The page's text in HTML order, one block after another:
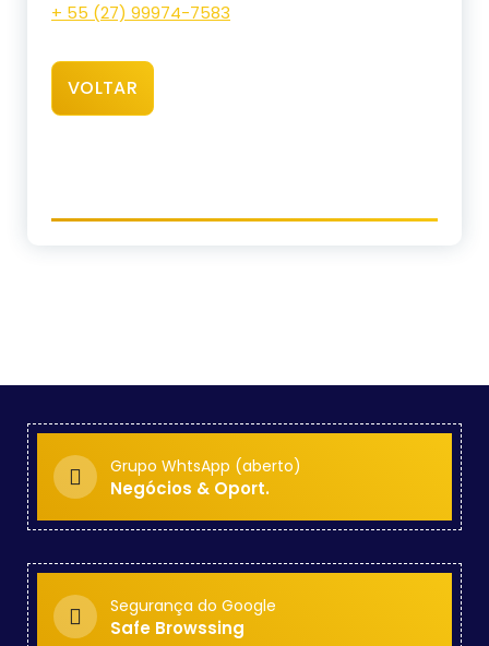
+ 55 (27) 99974-7583
VOLTAR
Grupo WhtsApp (aberto)
Negócios & Oport.
Segurança do Google
Safe Browssing